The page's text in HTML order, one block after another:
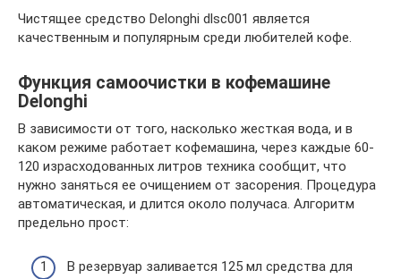
Чистящее средство Delonghi dlsc001 является
качественным и популярным среди любителей кофе.
Функция самоочистки в кофемашине
Delonghi
В зависимости от того, насколько жесткая вода, и в
каком режиме работает кофемашина, через каждые 60-
120 израсходованных литров техника сообщит, что
нужно заняться ее очищением от засорения. Процедура
автоматическая, и длится около получаса. Алгоритм
предельно прост:
В резервуар заливается 125 мл средства для